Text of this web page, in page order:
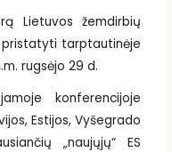
Lietuvos žemdirbių
tarptautinėje
rugsėjo 29 d.
konferencijoje
Estijos, Vyšegrado
„naujųjų“ ES